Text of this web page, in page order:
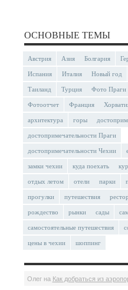
ОСНОВНЫЕ ТЕМЫ
Австрия Азия Болгария
Испания Италия Новый год
Таиланд Турция Фото Праги
Фотоотчет Франция
архитектура горы
достопримечательности Праги
достопримечательности Чехии
замки чехии куда поехать
отдых летом отели парки
прогулки путешествия
рождество рынки сады
самостоятельные путешествия
цены в чехии шоппинг
Олегна Как добраться из